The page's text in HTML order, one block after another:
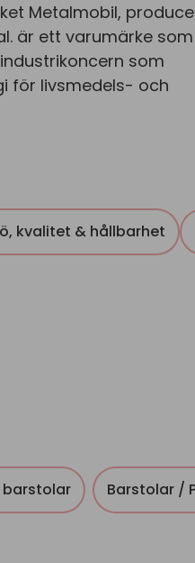
Metalmobil,
är ett varumärke som
som
för livsmedels- och
kvalitet & hållbarhet
barstolar Barstolar /